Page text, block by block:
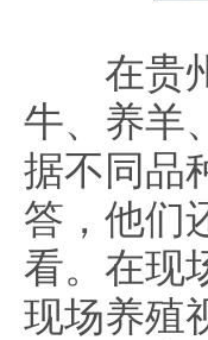
在贵州
牛、养羊
据不同品
答，他们
看。在现
现场养殖